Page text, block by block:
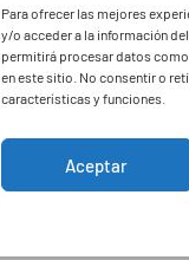
Para ofrecer las mejores
y/o acceder a la información
permitirá procesar datos
en este sitio. No consentir o
características y funciones.
Aceptar